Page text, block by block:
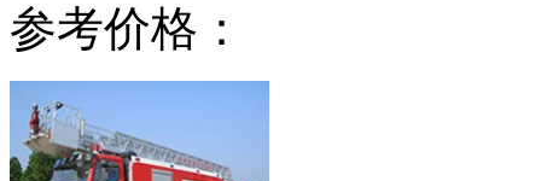
参考价格：